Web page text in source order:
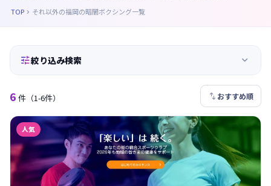
TOP  それ以外の福岡の暗闇ボクシング一覧
絞り込み検索 
6 件 （1-6件）  おすすめ順
人気